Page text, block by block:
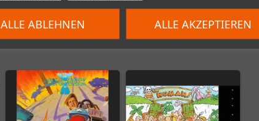
ALLE ABLEHNEN ALLE AKZEPTIEREN